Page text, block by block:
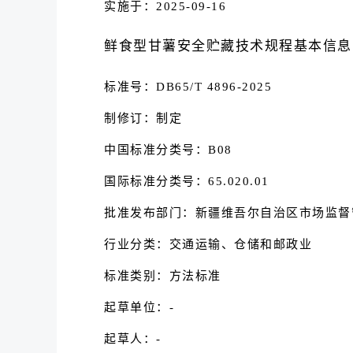
实施于：2025-09-16
鲜食型甘薯安全贮藏技术规程基本信息
标准号：DB65/T 4896-2025
制修订：制定
中国标准分类号：B08
国际标准分类号：65.020.01
批准发布部门：新疆维吾尔自治区市场监
行业分类：交通运输、仓储和邮政业
标准类别：方法标准
起草单位：-
起草人：-